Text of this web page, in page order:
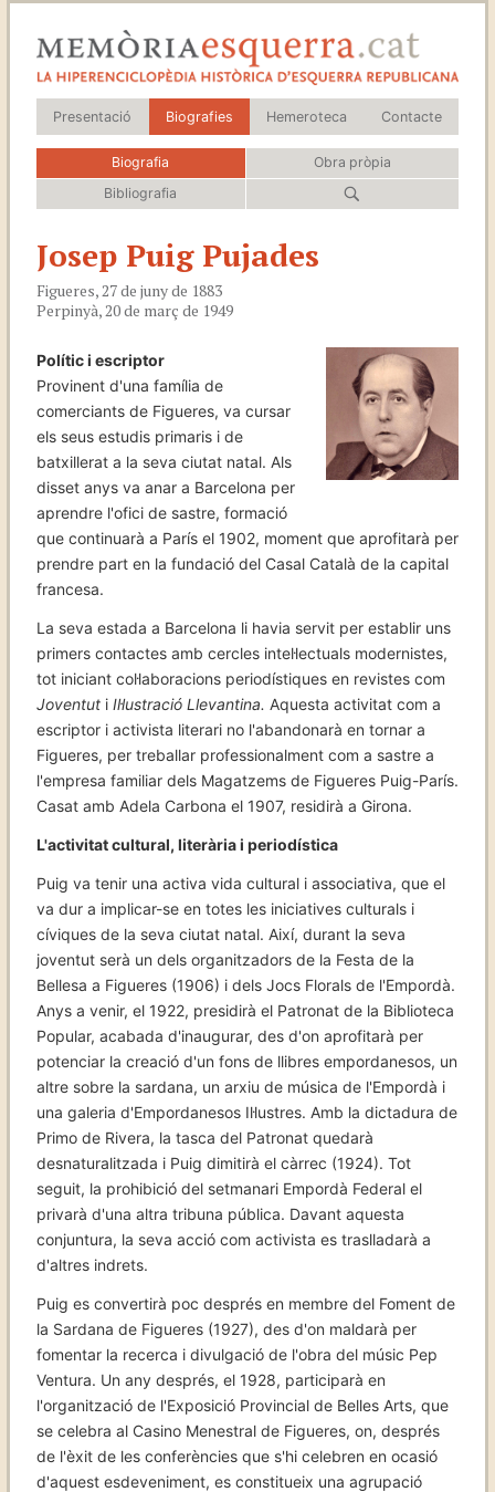
Presentació Biografies Hemeroteca Contacte
Biografia
Obra pròpia
Bibliografia
Josep Puig Pujades
Figueres, 27 de juny de 1883
Perpinyà, 20 de març de 1949
Polític i escriptor
Provinent d'una família de
comerciants de Figueres, va cursar
els seus estudis primaris i de
batxillerat a la seva ciutat natal. Als
disset anys va anar a Barcelona per
aprendre l'ofici de sastre, formació
que continuarà a París el 1902, moment que aprofitarà per
prendre part en la fundació del Casal Català de la capital
francesa.
La seva estada a Barcelona li havia servit per establir uns
primers contactes amb cercles intel·lectuals modernistes,
tot iniciant col·laboracions periodístiques en revistes com
Joventut i Il·lustració Llevantina. Aquesta activitat com a
escriptor i activista literari no l'abandonarà en tornar a
Figueres, per treballar professionalment com a sastre a
l'empresa familiar dels Magatzems de Figueres Puig-París.
Casat amb Adela Carbona el 1907, residirà a Girona.
L'activitat cultural, literària i periodística
Puig va tenir una activa vida cultural i associativa, que el
va dur a implicar-se en totes les iniciatives culturals i
cíviques de la seva ciutat natal. Així, durant la seva
joventut serà un dels organitzadors de la Festa de la
Bellesa a Figueres (1906) i dels Jocs Florals de l'Empordà.
Anys a venir, el 1922, presidirà el Patronat de la Biblioteca
Popular, acabada d'inaugurar, des d'on aprofitarà per
potenciar la creació d'un fons de llibres empordanesos, un
altre sobre la sardana, un arxiu de música de l'Empordà i
una galeria d'Empordanesos Il·lustres. Amb la dictadura de
Primo de Rivera, la tasca del Patronat quedarà
desnaturalitzada i Puig dimitirà el càrrec (1924). Tot
seguit, la prohibició del setmanari Empordà Federal el
privarà d'una altra tribuna pública. Davant aquesta
conjuntura, la seva acció com activista es traslladarà a
d'altres indrets.
Puig es convertirà poc després en membre del Foment de
la Sardana de Figueres (1927), des d'on maldarà per
fomentar la recerca i divulgació de l'obra del músic Pep
Ventura. Un any després, el 1928, participarà en
l'organització de l'Exposició Provincial de Belles Arts, que
se celebra al Casino Menestral de Figueres, on, després
de l'èxit de les conferències que s'hi celebren en ocasió
d'aquest esdeveniment, es constitueix una agrupació